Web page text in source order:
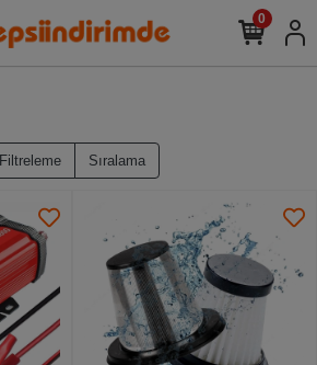
0
Filtreleme Sıralama